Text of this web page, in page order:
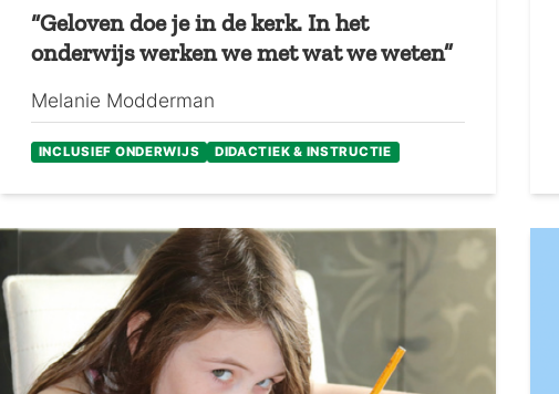
“Geloven doe je in de kerk. In het
onderwijs werken we met wat we weten”
Melanie Modderman
INCLUSIEF ONDERWIJS DIDACTIEK & INSTRUCTIE